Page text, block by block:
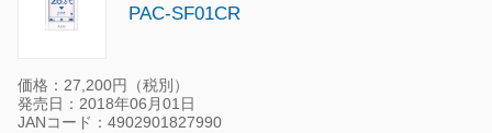
PAC-SF01CR
価格：27,200円（税別）
発売日：2018年06月01日
JANコード：4902901827990